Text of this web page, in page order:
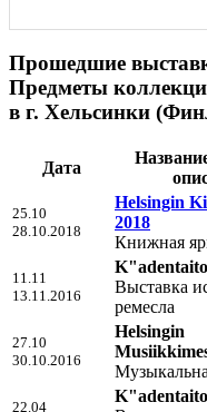
Прошедшие
Предметы
в г. Хельсинки
Дата
25.10
28.10.2018
Helsingin
2018
Книжная
11.11
13.11.2016
Выставка
ремесла
27.10
30.10.2016
Helsingin
22.04